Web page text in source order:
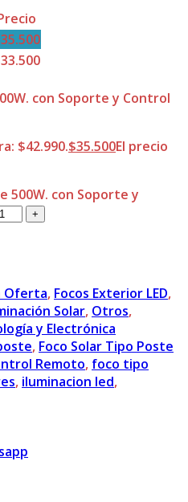
35.500
33.500
con Soporte y Control
$42.990.$35.500El precio
500W. con Soporte y
Oferta, Focos Exterior LED,
Solar, Otros,
y Electrónica
, Foco Solar Tipo Poste
Remoto, foco tipo
, iluminacion led,